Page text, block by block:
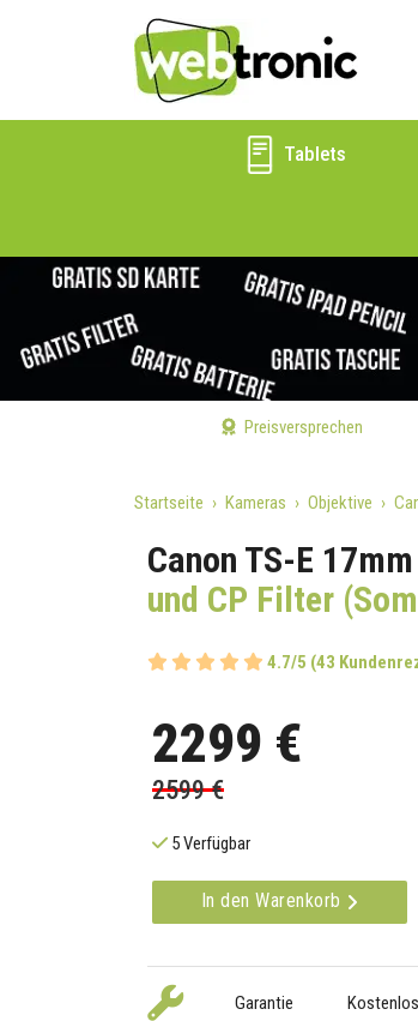
Tablets
Preisversprechen
Startseite Kameras Objektive
Canon TS-E
und CP Filter
4.7/5 (43
2299 €
2599 €
5 Verfügbar
In den Warenkorb
Garantie